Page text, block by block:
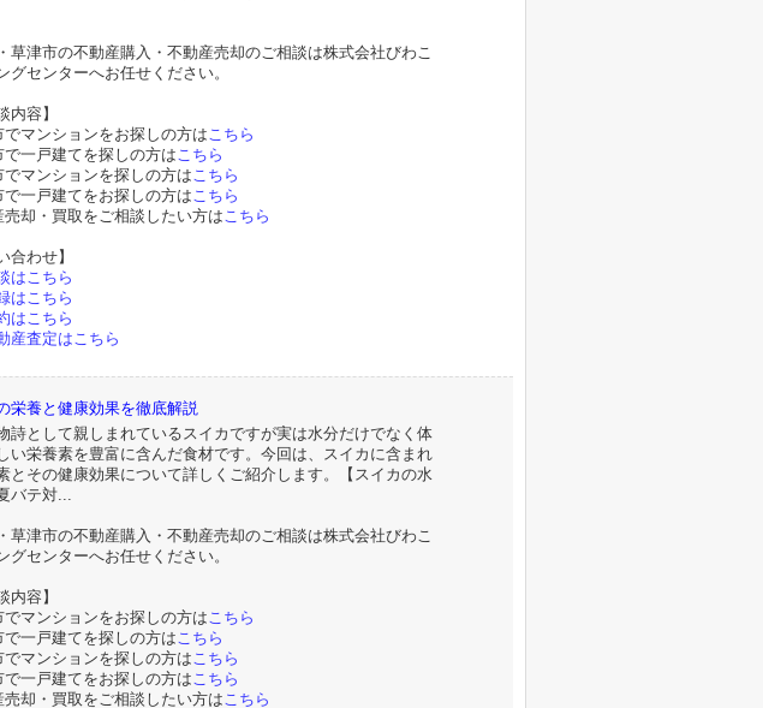
草津市の不動産購入・不動産売却のご相談は株式会社びわこ
グセンターへお任せください。
内容】
でマンションをお探しの方はこちら
で一戸建てを探しの方はこちら
でマンションを探しの方はこちら
で一戸建てをお探しの方はこちら
売却・買取をご相談したい方はこちら
合わせ】
はこちら
はこちら
はこちら
産査定はこちら
栄養と健康効果を徹底解説
詩として親しまれているスイカですが実は水分だけでなく体
い栄養素を豊富に含んだ食材です。今回は、スイカに含まれ
とその健康効果について詳しくご紹介します。【スイカの水
バテ対...
草津市の不動産購入・不動産売却のご相談は株式会社びわこ
グセンターへお任せください。
内容】
でマンションをお探しの方はこちら
で一戸建てを探しの方はこちら
でマンションを探しの方はこちら
で一戸建てをお探しの方はこちら
売却・買取をご相談したい方はこちら